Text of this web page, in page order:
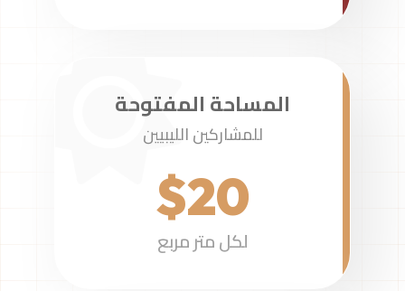
المساحة المفتوحة
للمشاركين الليبيين
$20
لكل متر مربع